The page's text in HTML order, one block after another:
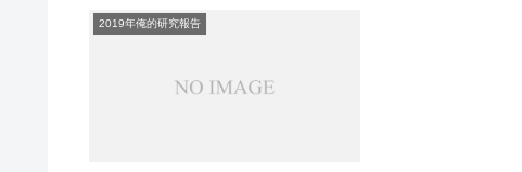
た時必要となってくるのがノーズの刺
しなわけなんですが...
2019年俺的研究報告